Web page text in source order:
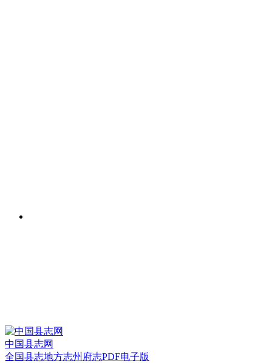
中国县志网
全国县志地方志州府志PDF电子版